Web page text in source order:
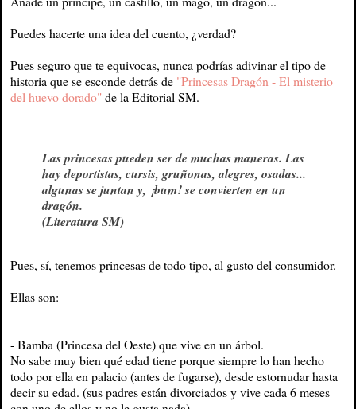
Puedes hacerte una idea del cuento, ¿verdad?
Pues seguro que te equivocas, nunca podrías adivinar el tipo de
historia que se esconde detrás de "Princesas Dragón - El misterio
del huevo dorado" de la Editorial SM.
Las princesas pueden ser de muchas maneras. Las
hay deportistas, cursis, gruñonas, alegres, osadas...
algunas se juntan y, ¡bum! se convierten en un
dragón.
(Literatura SM)
Pues, sí, tenemos princesas de todo tipo, al gusto del consumidor.
Ellas son:
- Bamba (Princesa del Oeste) que vive en un árbol.
No sabe muy bien qué edad tiene porque siempre lo han hecho
todo por ella en palacio (antes de fugarse), desde estornudar hasta
decir su edad. (sus padres están divorciados y vive cada 6 meses